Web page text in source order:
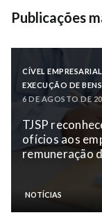
Publicações
CÍVEL EMPRESARIAL
EXECUÇÃO DE BENS
6 DE AGOSTO DE
TJSP
ofícios aos
remuneração
NOTÍCIAS